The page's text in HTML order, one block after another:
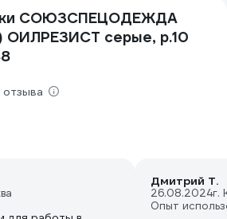
СОЮЗСПЕЦОДЕЖДА
ОИЛРЕЗИСТ серые, р.10
отзыва
Дмитрий Т.
26.08.2024г.
Опыт